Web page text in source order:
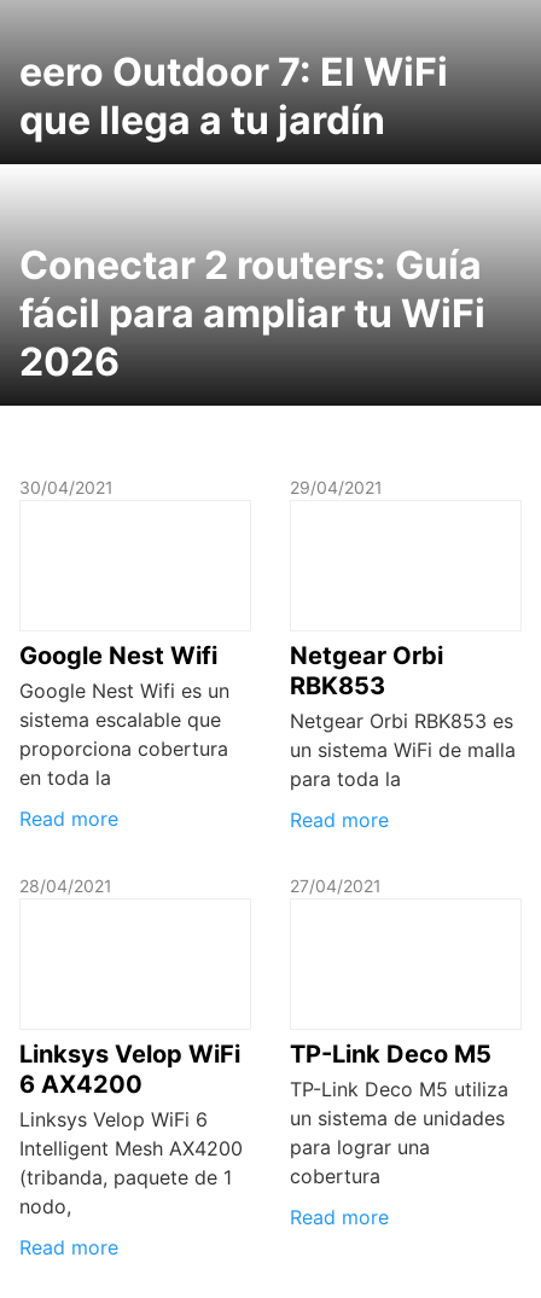
eero Outdoor 7: El WiFi
que llega a tu jardín
Conectar 2 routers: Guía
fácil para ampliar tu WiFi
2026
30/04/2021
Google Nest Wifi
Google Nest Wifi es un
sistema escalable que
proporciona cobertura
en toda la
Read more
29/04/2021
Netgear Orbi
RBK853
Netgear Orbi RBK853 es
un sistema WiFi de malla
para toda la
Read more
28/04/2021
Linksys Velop WiFi
6 AX4200
Linksys Velop WiFi 6
Intelligent Mesh AX4200
(tribanda, paquete de 1
nodo,
Read more
27/04/2021
TP-Link Deco M5
TP-Link Deco M5 utiliza
un sistema de unidades
para lograr una
cobertura
Read more